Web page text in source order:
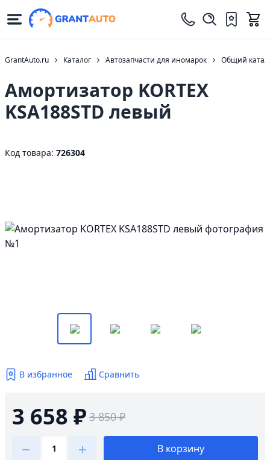
GrantAuto.ru Каталог Автозапчасти для иномарок Общий
Амортизатор KORTEX
KSA188STD левый
Код товара: 726304
В избранное Сравнить
3 658 ₽ 3 850 ₽
В корзину